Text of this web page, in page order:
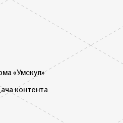
«Умскул»
контента